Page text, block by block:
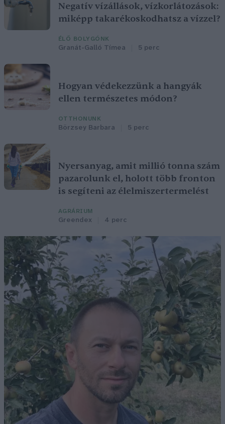
Negatív vízállások, vízkorlátozások:
miképp takarékoskodhatsz a vízzel?
ÉLŐ BOLYGÓNK
Granát-Galló Tímea 5 perc
Hogyan védekezzünk a hangyák
ellen természetes módon?
OTTHONUNK
Börzsey Barbara 5 perc
Nyersanyag, amit millió tonna szám
pazarolunk el, holott több fronton
is segíteni az élelmiszertermelést
AGRÁRIUM
Greendex 4 perc